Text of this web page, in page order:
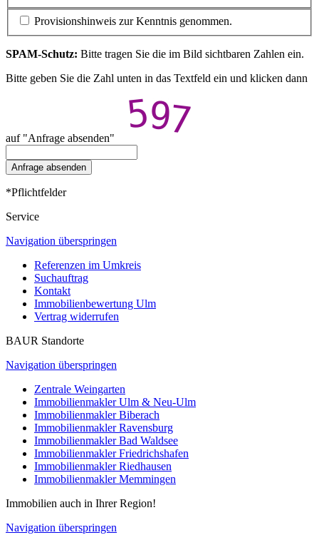
Provisionshinweis zur Kenntnis genommen.
SPAM-Schutz: Bitte tragen Sie die im Bild sichtbaren Zahlen ein.
Bitte geben Sie die Zahl unten in das Textfeld ein und klicken dann
auf "Anfrage absenden"
Anfrage absenden
*Pflichtfelder
Service
Navigation überspringen
Referenzen im Umkreis
Suchauftrag
Kontakt
Immobilienbewertung Ulm
Vertrag widerrufen
BAUR Standorte
Navigation überspringen
Zentrale Weingarten
Immobilienmakler Ulm & Neu-Ulm
Immobilienmakler Biberach
Immobilienmakler Ravensburg
Immobilienmakler Bad Waldsee
Immobilienmakler Friedrichshafen
Immobilienmakler Riedhausen
Immobilienmakler Memmingen
Immobilien auch in Ihrer Region!
Navigation überspringen